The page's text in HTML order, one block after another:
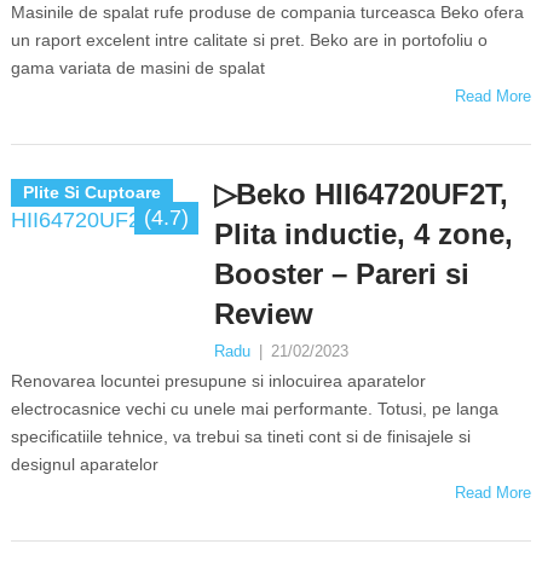
Masinile de spalat rufe produse de compania turceasca Beko ofera
un raport excelent intre calitate si pret. Beko are in portofoliu o
gama variata de masini de spalat
Read More
Plite Si Cuptoare
(4.7)
▷Beko HII64720UF2T,
Plita inductie, 4 zone,
Booster – Pareri si
Review
Radu 21/02/2023
Renovarea locuntei presupune si inlocuirea aparatelor
electrocasnice vechi cu unele mai performante. Totusi, pe langa
specificatiile tehnice, va trebui sa tineti cont si de finisajele si
designul aparatelor
Read More